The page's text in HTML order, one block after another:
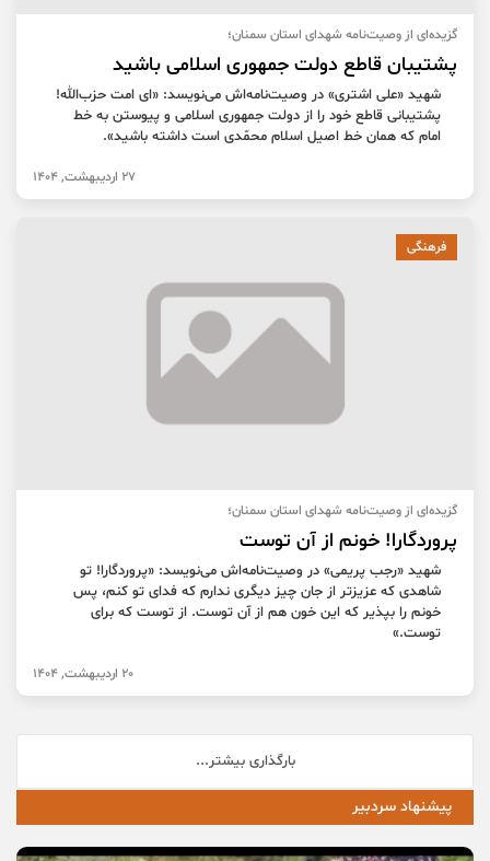
گزیده‌ای از وصیت‌نامه شهدای استان سمنان؛
پشتیبان قاطع دولت جمهوری اسلامی باشید
شهید «علی اشتری» در وصیت‌نامه‌اش می‌نویسد: «ای امت حزب‌الله!
پشتیبانی قاطع خود را از دولت جمهوری اسلامی و پیوستن به خط
امام که همان خط اصیل اسلام محمّدی است داشته باشید».
27 اردیبهشت, 1404
فرهنگی
گزیده‌ای از وصیت‌نامه شهدای استان سمنان؛
پروردگارا! خونم از آن توست
شهید «رجب پریمی» در وصیت‌نامه‌اش می‌نویسد: «پروردگارا! تو
شاهدی که عزیزتر از جان چیز دیگری ندارم که فدای تو کنم، پس
خونم را بپذیر که این خون هم از آن توست. از توست که برای
توست.»
20 اردیبهشت, 1404
بارگذاری بیشتر...
پیشنهاد سردبیر